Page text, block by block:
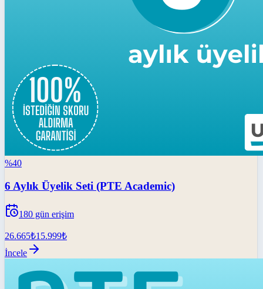
%40
6 Aylık Üyelik Seti (PTE Academic)
180 gün erişim
26.665₺15.999₺
İncele